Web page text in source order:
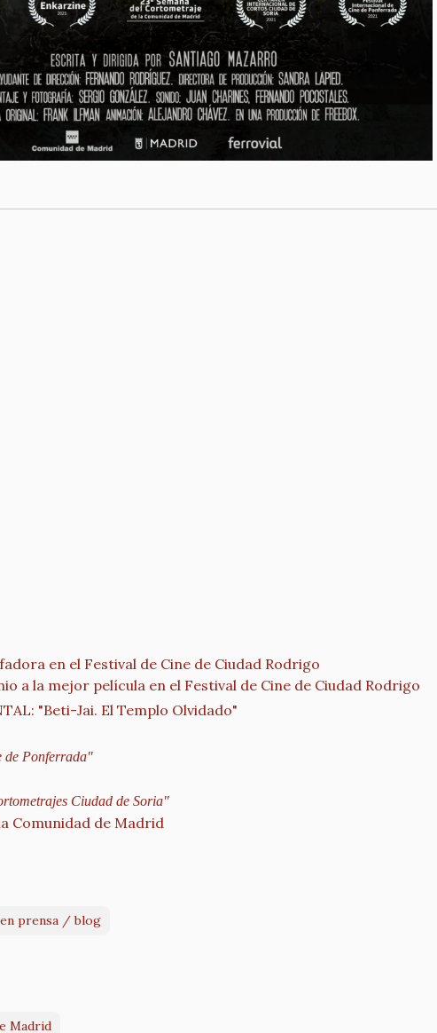
en el Festival de Cine de Ciudad Rodrigo
a la mejor película en el Festival de Cine de Ciudad Rodrigo
"Beti-Jai. El Templo Olvidado"
de Ponferrada"
Ciudad de Soria"
Comunidad de Madrid
prensa / blog
Madrid